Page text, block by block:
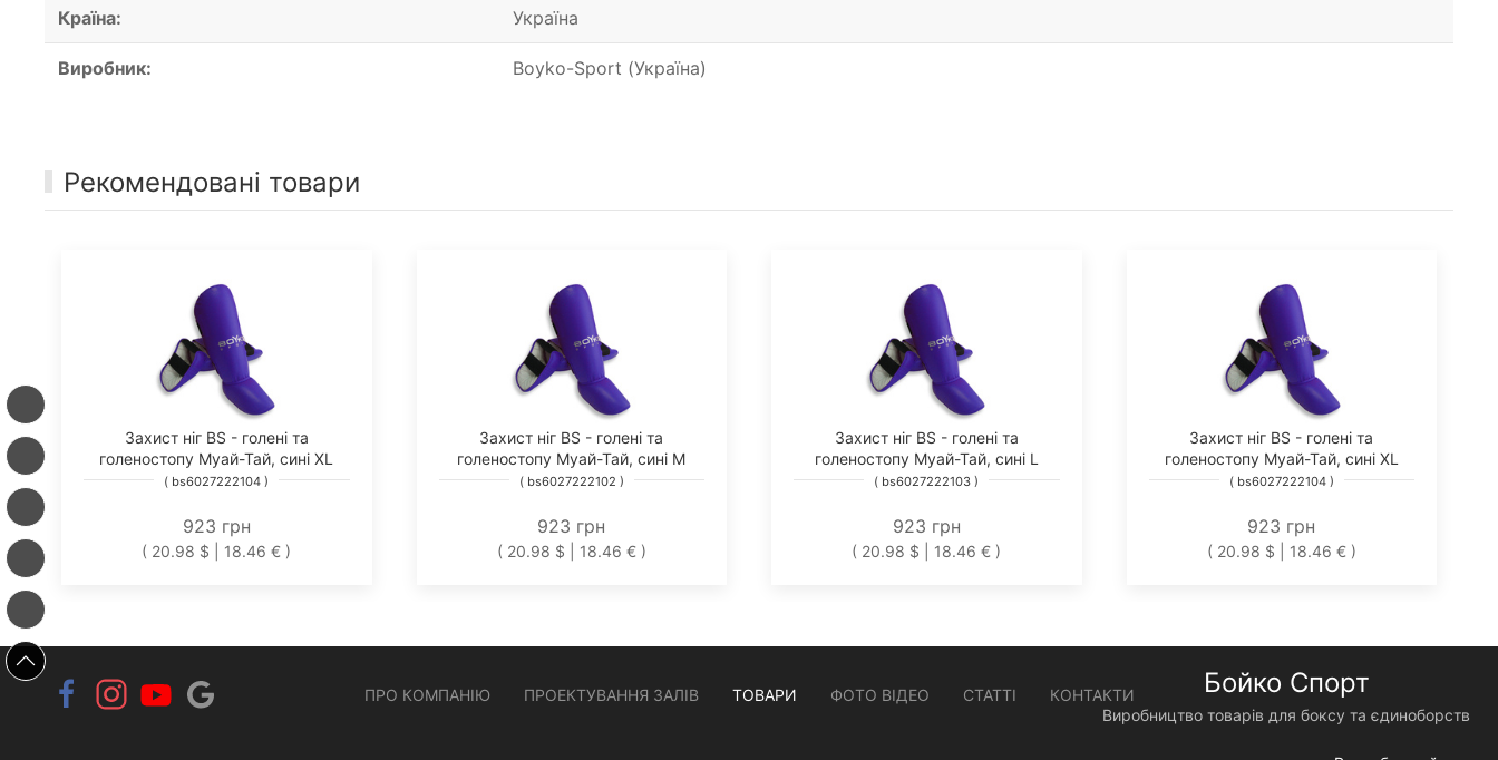
Країна: Україна
Виробник: Boyko-Sport (Україна)
Рекомендовані товари
Захист ніг BS - голені та
голеностопу Муай-Тай, сині XL
( bs6027222104 )
923 грн
( 20.98 $ | 18.46 € )
Захист ніг BS - голені та
голеностопу Муай-Тай, сині М
( bs6027222102 )
923 грн
( 20.98 $ | 18.46 € )
Захист ніг BS - голені та
голеностопу Муай-Тай, сині L
( bs6027222103 )
923 грн
( 20.98 $ | 18.46 € )
Захист ніг BS - голені та
голеностопу Муай-Тай, сині XL
( bs6027222104 )
923 грн
( 20.98 $ | 18.46 € )
ПРО КОМПАНІЮ ПРОЕКТУВАННЯ ЗАЛІВ ТОВАРИ ФОТО ВІДЕО СТАТТІ КОНТАКТИ Бойко Спорт
Виробництво товарів для боксу та єдиноборств